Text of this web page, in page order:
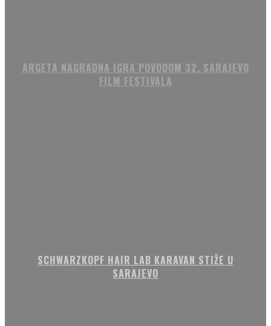
ARGETA NAGRADNA IGRA POVODOM 32. SARAJEVO
FILM FESTIVALA
SCHWARZKOPF HAIR LAB KARAVAN STIŽE U
SARAJEVO